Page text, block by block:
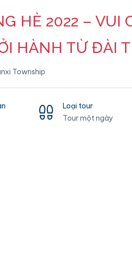
HÈ 2022 – VUI
HÀNH TỪ ĐÀI
Township
Loại tour
Tour một ngày